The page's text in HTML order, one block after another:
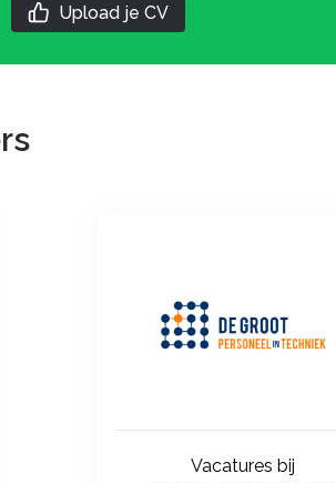
Upload je CV
Vacatures bij